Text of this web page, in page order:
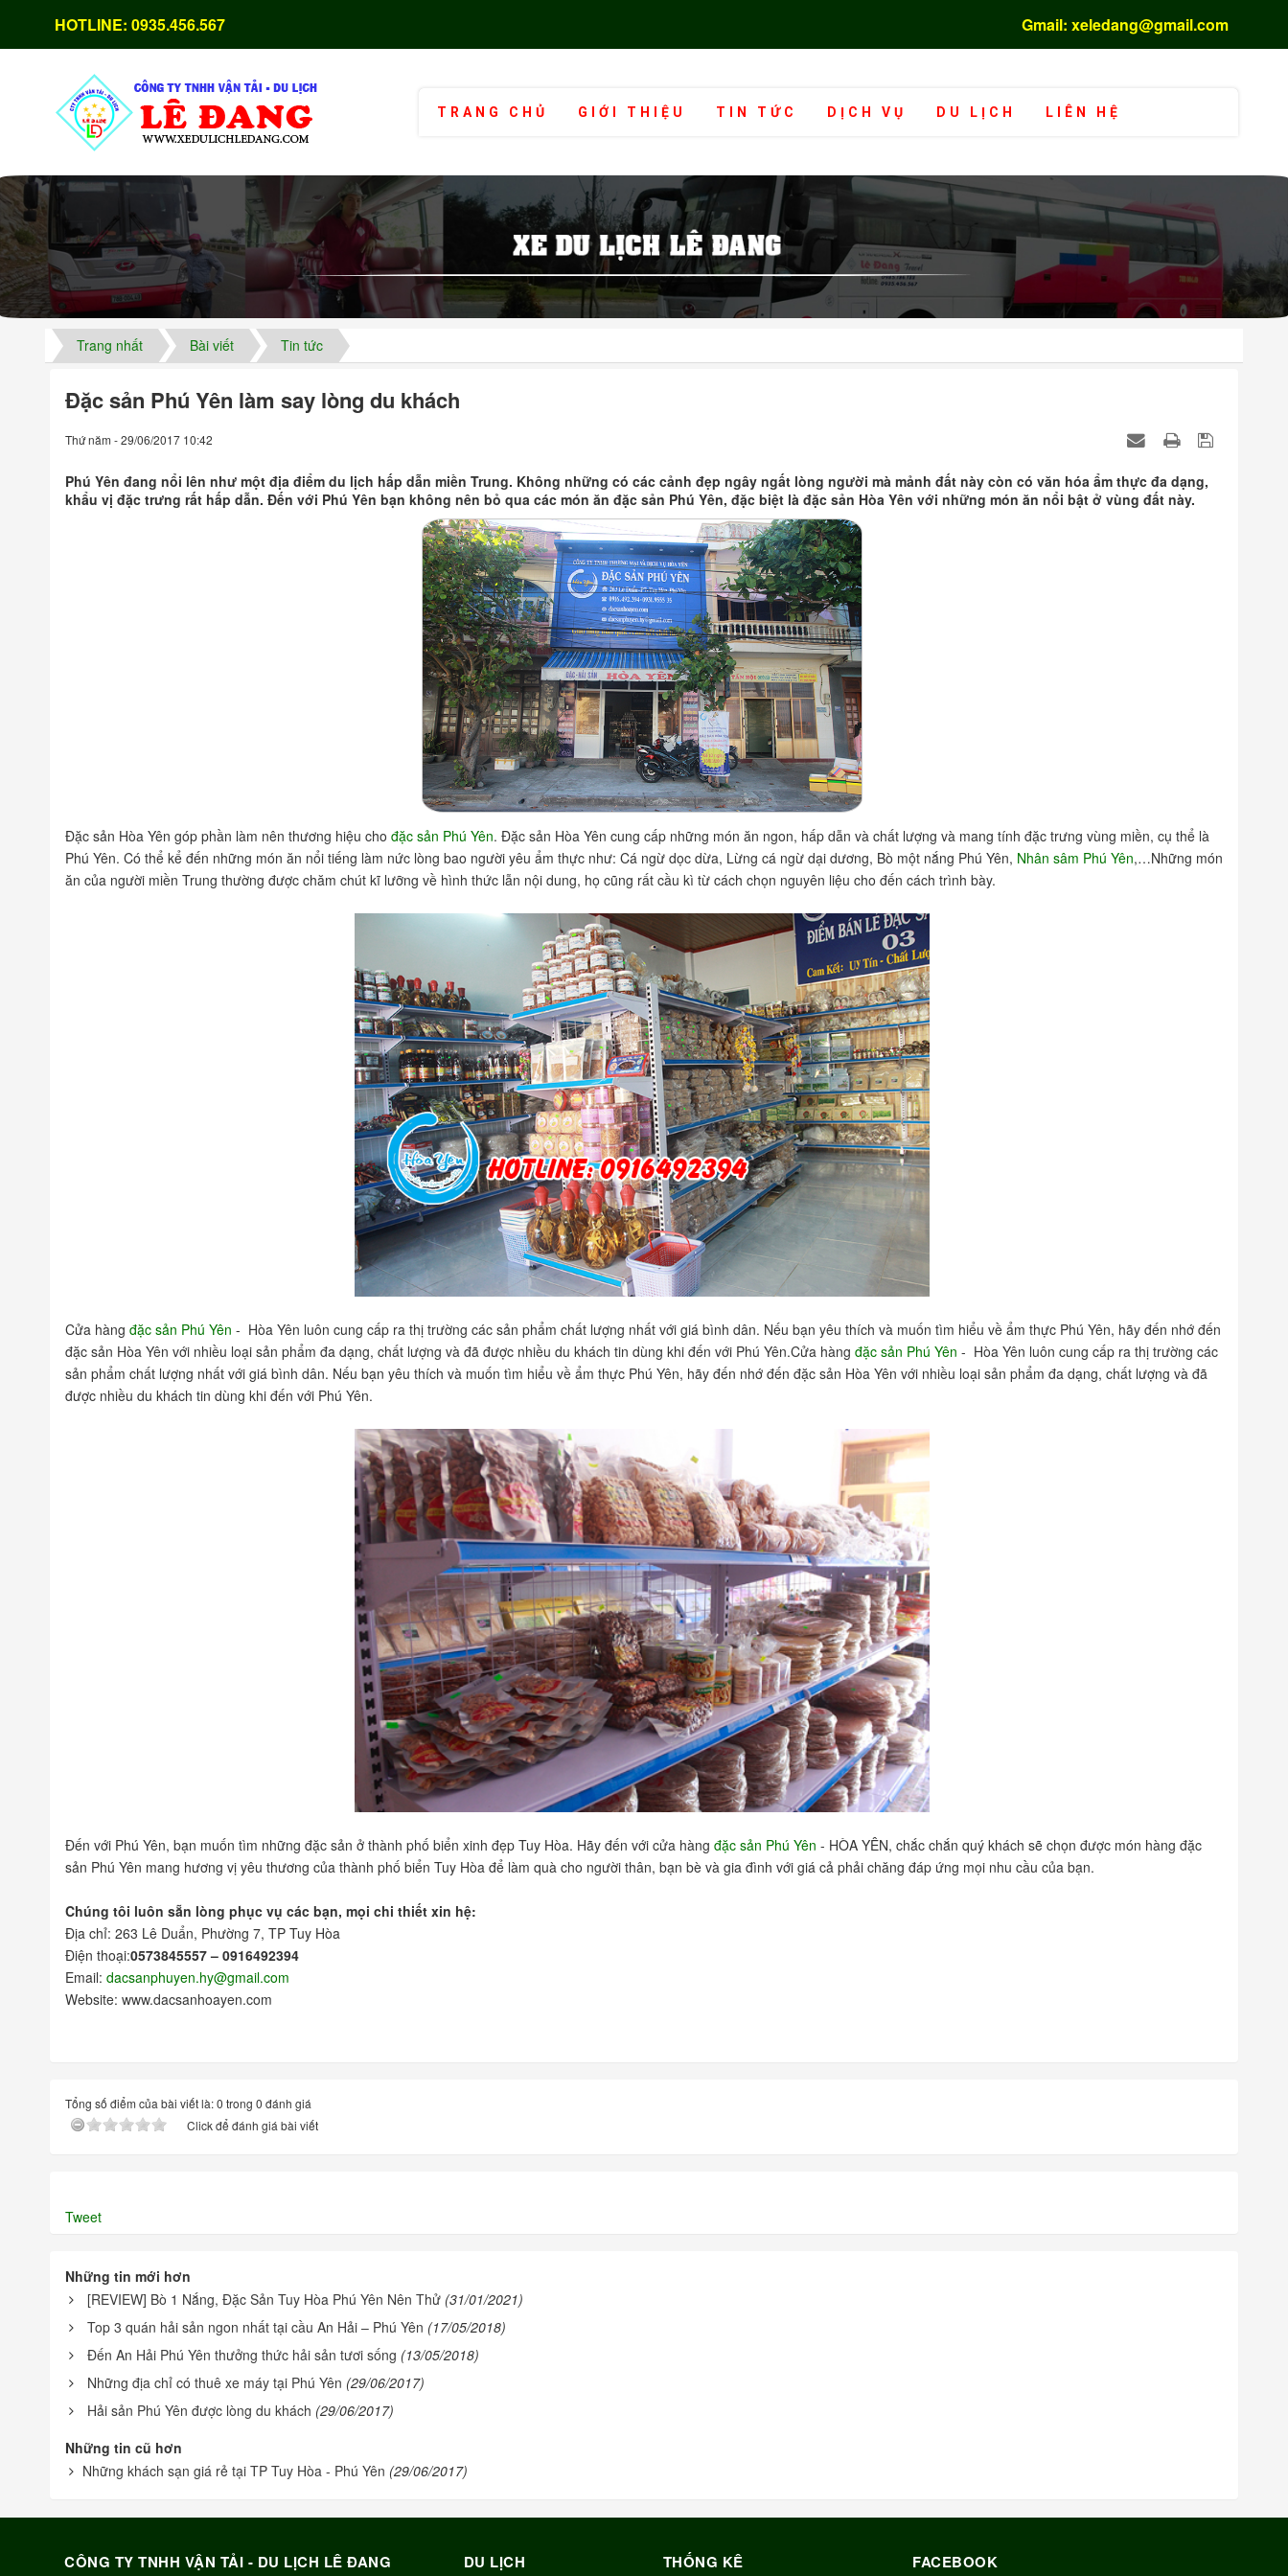
TRANG CHỦ GIỚI THIỆU TIN TỨC DỊCH VỤ DU LỊCH LIÊN HỆ
Gmail: xeledang@gmail.com
HOTLINE: 0935.456.567
Trang nhất Bài viết Tin tức
Đặc sản Phú Yên làm say lòng du khách
Thứ năm - 29/06/2017 10:42
Phú Yên đang nổi lên như một địa điểm du lịch hấp dẫn miền Trung. Không những có các cảnh đẹp ngây ngất lòng người mà mảnh đất này còn có văn hóa ẩm thực đa dạng,
khẩu vị đặc trưng rất hấp dẫn. Đến với Phú Yên bạn không nên bỏ qua các món ăn đặc sản Phú Yên, đặc biệt là đặc sản Hòa Yên với những món ăn nổi bật ở vùng đất này.
Đặc sản Hòa Yên góp phần làm nên thương hiệu cho đặc sản Phú Yên. Đặc sản Hòa Yên cung cấp những món ăn ngon, hấp dẫn và chất lượng và mang tính đặc trưng vùng miền, cụ thể là
Phú Yên. Có thể kể đến những món ăn nổi tiếng làm nức lòng bao người yêu ẩm thực như: Cá ngừ dọc dừa, Lừng cá ngừ dại dương, Bò một nắng Phú Yên, Nhân sâm Phú Yên,…Những món
ăn của người miền Trung thường được chăm chút kĩ lưỡng về hình thức lẫn nội dung, họ cũng rất cầu kì từ cách chọn nguyên liệu cho đến cách trình bày.
Cửa hàng đặc sản Phú Yên - Hòa Yên luôn cung cấp ra thị trường các sản phẩm chất lượng nhất với giá bình dân. Nếu bạn yêu thích và muốn tìm hiểu về ẩm thực Phú Yên, hãy đến nhớ đến
đặc sản Hòa Yên với nhiều loại sản phẩm đa dạng, chất lượng và đã được nhiều du khách tin dùng khi đến với Phú Yên.Cửa hàng đặc sản Phú Yên - Hòa Yên luôn cung cấp ra thị trường các
sản phẩm chất lượng nhất với giá bình dân. Nếu bạn yêu thích và muốn tìm hiểu về ẩm thực Phú Yên, hãy đến nhớ đến đặc sản Hòa Yên với nhiều loại sản phẩm đa dạng, chất lượng và đã
được nhiều du khách tin dùng khi đến với Phú Yên.
Đến với Phú Yên, bạn muốn tìm những đặc sản ở thành phố biển xinh đẹp Tuy Hòa. Hãy đến với cửa hàng đặc sản Phú Yên - HÒA YÊN, chắc chắn quý khách sẽ chọn được món hàng đặc
sản Phú Yên mang hương vị yêu thương của thành phố biển Tuy Hòa để làm quà cho người thân, bạn bè và gia đình với giá cả phải chăng đáp ứng mọi nhu cầu của bạn.
Chúng tôi luôn sẵn lòng phục vụ các bạn, mọi chi thiết xin hệ:
Địa chỉ: 263 Lê Duẩn, Phường 7, TP Tuy Hòa
Điện thoại:0573845557 – 0916492394
Email: dacsanphuyen.hy@gmail.com
Website: www.dacsanhoayen.com
Tổng số điểm của bài viết là: 0 trong 0 đánh giá
Click để đánh giá bài viết
Tweet
Những tin mới hơn
[REVIEW] Bò 1 Nắng, Đặc Sản Tuy Hòa Phú Yên Nên Thử (31/01/2021)
Top 3 quán hải sản ngon nhất tại cầu An Hải – Phú Yên (17/05/2018)
Đến An Hải Phú Yên thưởng thức hải sản tươi sống (13/05/2018)
Những địa chỉ có thuê xe máy tại Phú Yên (29/06/2017)
Hải sản Phú Yên được lòng du khách (29/06/2017)
Những tin cũ hơn
Những khách sạn giá rẻ tại TP Tuy Hòa - Phú Yên (29/06/2017)
CÔNG TY TNHH VẬN TẢI - DU LỊCH LÊ ĐANG DU LỊCH THỐNG KÊ FACEBOOK